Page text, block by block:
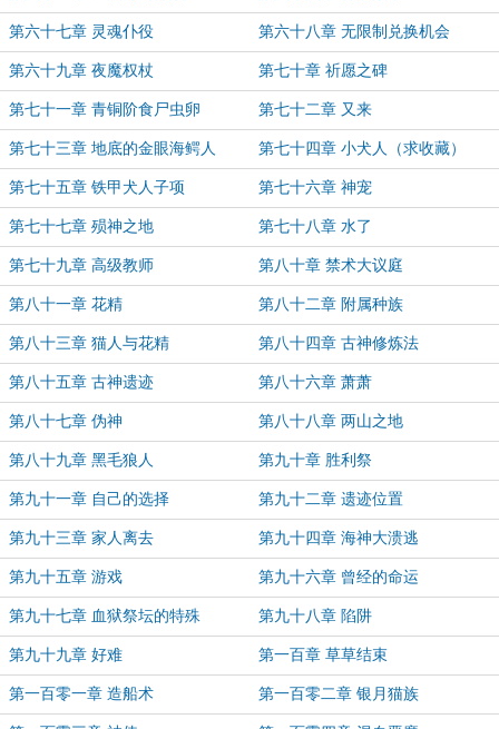
第六十七章 灵魂仆役 第六十八章 无限制兑换机会
第六十九章 夜魔权杖 第七十章 祈愿之碑
第七十一章 青铜阶食尸虫卵 第七十二章 又来
第七十三章 地底的金眼海鳄人 第七十四章 小犬人（求收藏）
第七十五章 铁甲犬人子项 第七十六章 神宠
第七十七章 殒神之地 第七十八章 水了
第七十九章 高级教师 第八十章 禁术大议庭
第八十一章 花精 第八十二章 附属种族
第八十三章 猫人与花精 第八十四章 古神修炼法
第八十五章 古神遗迹 第八十六章 萧萧
第八十七章 伪神 第八十八章 两山之地
第八十九章 黑毛狼人 第九十章 胜利祭
第九十一章 自己的选择 第九十二章 遗迹位置
第九十三章 家人离去 第九十四章 海神大溃逃
第九十五章 游戏 第九十六章 曾经的命运
第九十七章 血狱祭坛的特殊 第九十八章 陷阱
第九十九章 好难 第一百章 草草结束
第一百零一章 造船术 第一百零二章 银月猫族